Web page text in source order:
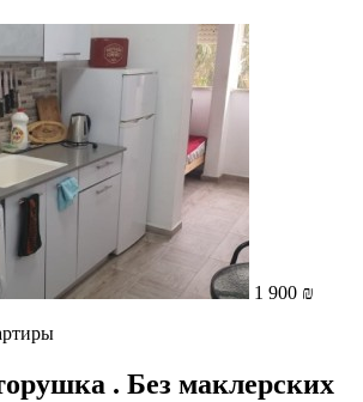
1 900 ₪
. Без маклерских